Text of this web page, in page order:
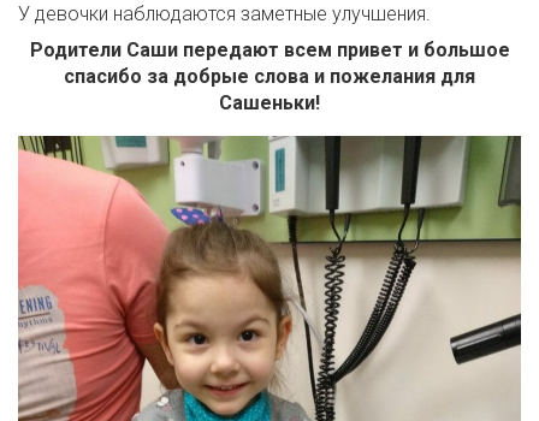
У девочки наблюдаются заметные улучшения.
Родители Саши передают всем привет и большое
спасибо за добрые слова и пожелания для
Сашеньки!